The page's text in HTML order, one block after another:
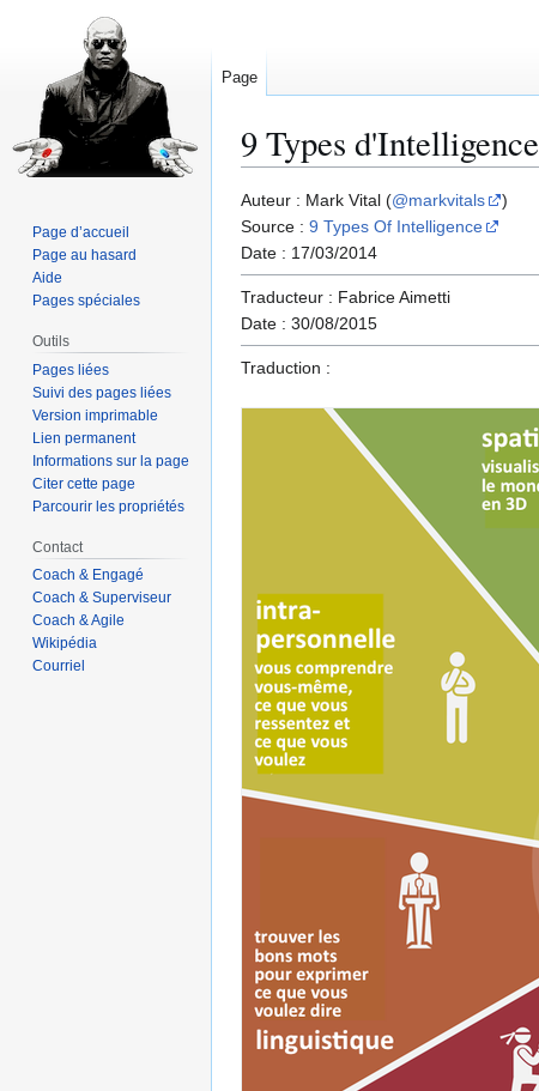
9 Types d'Intelligence
Aller
à
la
navigation
Aller
à
la
recherche
Auteur : Mark Vital (@markvitals
)
Source : 9 Types Of Intelligence
Date : 17/03/2014
Traducteur : Fabrice Aimetti
Date : 30/08/2015
Traduction :
Page
Page d’accueil
Page au hasard
Aide
Pages spéciales
Outils
Pages liées
Suivi des pages liées
Version imprimable
Lien permanent
Informations sur la page
Citer cette page
Parcourir les propriétés
Contact
Coach & Engagé
Coach & Superviseur
Coach & Agile
Wikipédia
Courriel